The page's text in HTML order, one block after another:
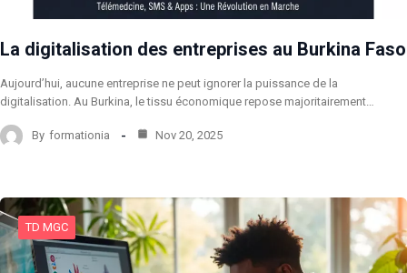
La digitalisation des entreprises au Burkina Faso
Aujourd’hui, aucune entreprise ne peut ignorer la puissance de la
digitalisation. Au Burkina, le tissu économique repose majoritairement…
By formationia Nov 20, 2025
TD MGC